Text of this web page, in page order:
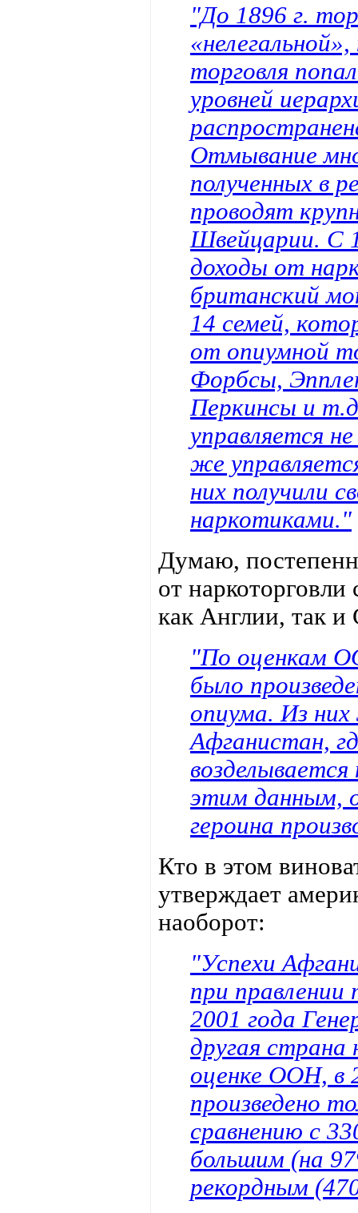
"До 1896 г.
торговля
уровней
Отмывание
полученных в
проводят
Швейцарии. С
доходы от
британский
14 семей,
от опиумной
Форбсы,
Перкинсы и
управляется
же
них получили
наркотиками."
Думаю,
от
как Англии, так
"По оценкам
было
опиума. Из
Афганистан,
этим данным,
героина
Кто в этом
утверждает
наоборот:
"Успехи
при правлении
2001 года
другая страна
оценке ООН, в
произведено
сравнению с
большим (на
рекордным